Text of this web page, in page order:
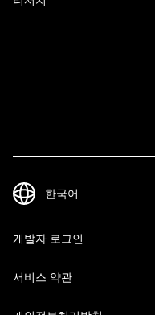
개발자 로그인
서비스 약관